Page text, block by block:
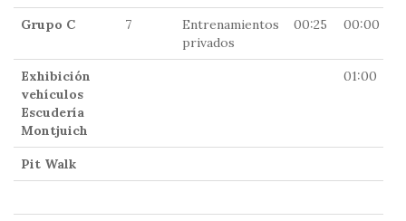
Grupo C 7
Entrenamientos
privados
00:25 00:00
Exhibición
vehículos
Escudería
Montjuich
01:00
Pit Walk